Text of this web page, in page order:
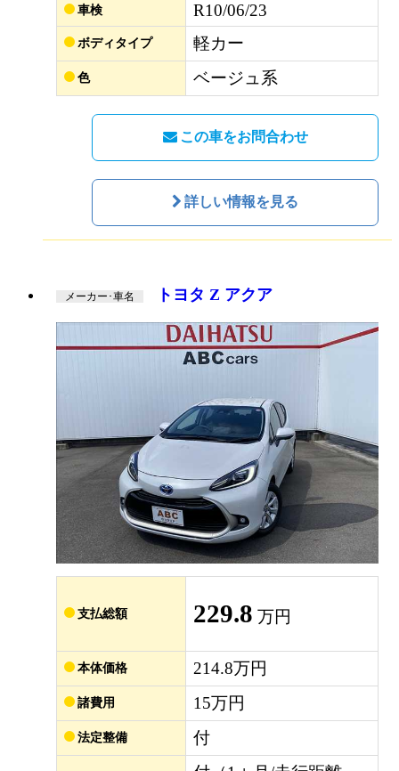
車検 R10/06/23
ボディタイプ 軽カー
色 ベージュ系
この車をお問合わせ
詳しい情報を見る
メーカー･車名 トヨタ Z アクア
支払総額 229.8 万円
本体価格 214.8万円
諸費用 15万円
法定整備
付